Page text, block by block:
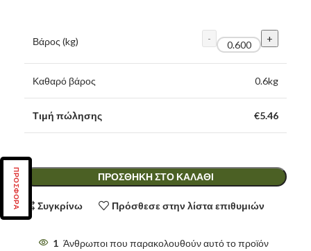
Βάρος (kg)
Καθαρό βάρος 0.6kg
Τιμή πώλησης €5.46
ΠΡΟΣΘΉΚΗ ΣΤΟ ΚΑΛΆΘΙ
Συγκρίνω Πρόσθεσε στην λίστα επιθυμιών
1 Άνθρωποι που παρακολουθούν αυτό το προϊόν
ΠΡΟΣΦΟΡΑ